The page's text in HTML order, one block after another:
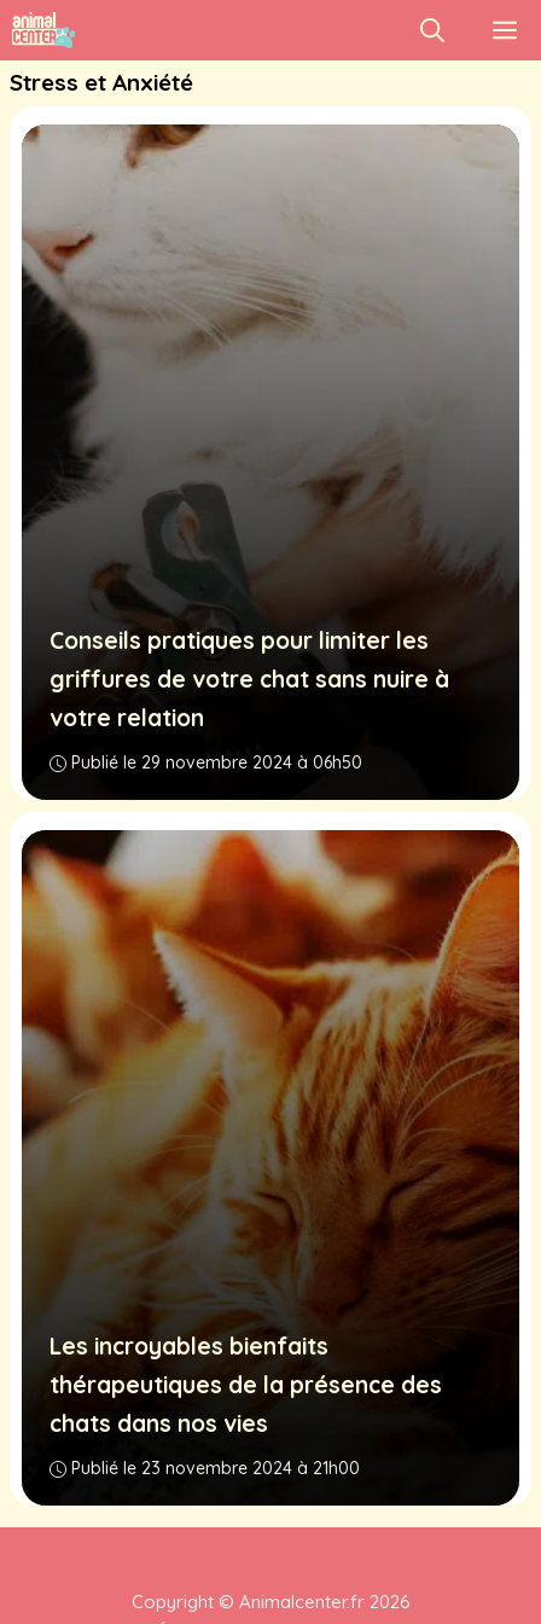
Aller
au
contenu
Stress et Anxiété
Conseils pratiques pour limiter les
griffures de votre chat sans nuire à
votre relation
Publié le 29 novembre 2024 à 06h50
Les incroyables bienfaits
thérapeutiques de la présence des
chats dans nos vies
Publié le 23 novembre 2024 à 21h00
Copyright © Animalcenter.fr 2026